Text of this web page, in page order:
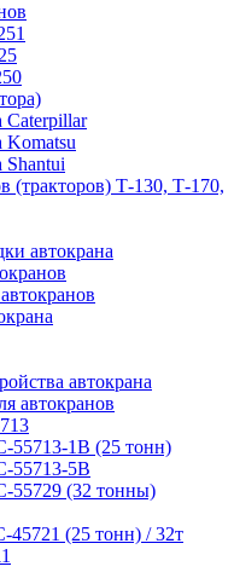
Caterpillar
Komatsu
Shantui
(тракторов) Т-130, Т-170,
автокрана
автокрана
автокранов
55713-1В (25 тонн)
55713-5В
55729 (32 тонны)
(25 тонн) / 32т